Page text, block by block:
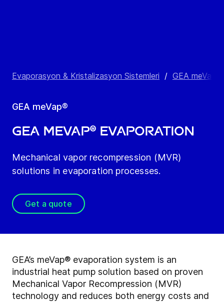
Evaporasyon & Kristalizasyon Sistemleri / GEA meVap®
GEA meVap®
GEA meVap® Evaporation
Mechanical vapor recompression (MVR)
solutions in evaporation processes.
Get a quote
GEA’s meVap® evaporation system is an
industrial heat pump solution based on proven
Mechanical Vapor Recompression (MVR)
technology and reduces both energy costs and